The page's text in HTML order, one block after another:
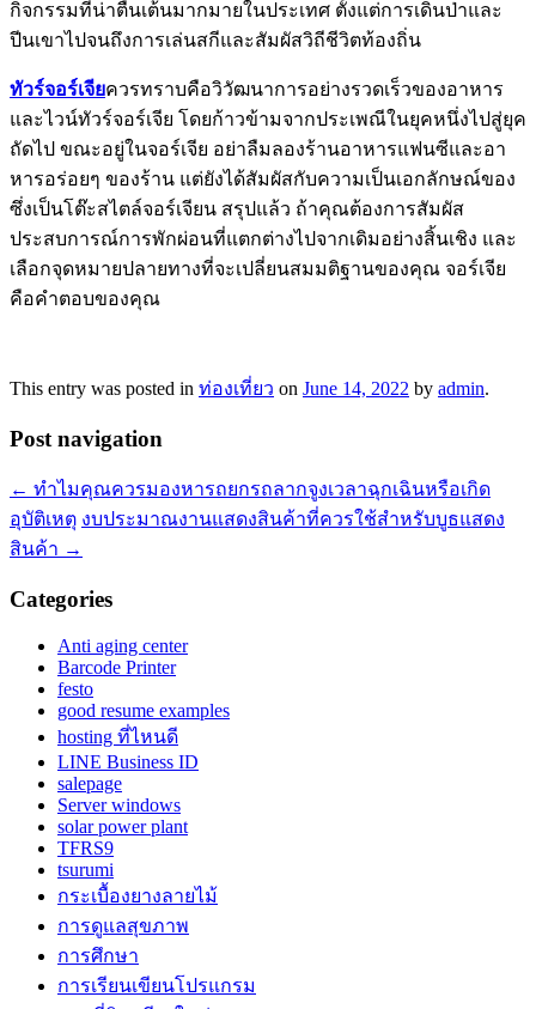
กิจกรรมที่น่าตื่นเต้นมากมายในประเทศ ตั้งแต่การเดินป่าและ
ปีนเขาไปจนถึงการเล่นสกีและสัมผัสวิถีชีวิตท้องถิ่น
ทัวร์จอร์เจียควรทราบคือวิวัฒนาการอย่างรวดเร็วของอาหาร
และไวน์ทัวร์จอร์เจีย โดยก้าวข้ามจากประเพณีในยุคหนึ่งไปสู่ยุค
ถัดไป ขณะอยู่ในจอร์เจีย อย่าลืมลองร้านอาหารแฟนซีและอา
หารอร่อยๆ ของร้าน แต่ยังได้สัมผัสกับความเป็นเอกลักษณ์ของ
ซึ่งเป็นโต๊ะสไตล์จอร์เจียน สรุปแล้ว ถ้าคุณต้องการสัมผัส
ประสบการณ์การพักผ่อนที่แตกต่างไปจากเดิมอย่างสิ้นเชิง และ
เลือกจุดหมายปลายทางที่จะเปลี่ยนสมมติฐานของคุณ จอร์เจีย
คือคำตอบของคุณ
This entry was posted in ท่องเที่ยว on June 14, 2022 by admin.
Post navigation
← ทำไมคุณควรมองหารถยกรถลากจูงเวลาฉุกเฉินหรือเกิด
อุบัติเหตุ งบประมาณงานแสดงสินค้าที่ควรใช้สำหรับบูธแสดง
สินค้า →
Categories
Anti aging center
Barcode Printer
festo
good resume examples
hosting ที่ไหนดี
LINE Business ID
salepage
Server windows
solar power plant
TFRS9
tsurumi
กระเบื้องยางลายไม้
การดูแลสุขภาพ
การศึกษา
การเรียนเขียนโปรแกรม